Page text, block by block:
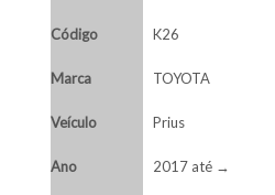
Código K26
Marca TOYOTA
Veículo Prius
Ano 2017 até →